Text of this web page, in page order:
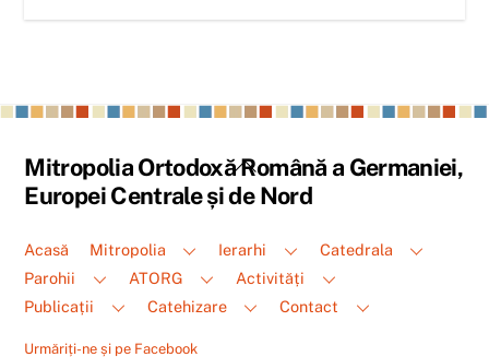
Back
To
Mitropolia Ortodoxă Română a Germaniei,
Europei Centrale și de Nord
Acasă Mitropolia Ierarhi
Catedrala
Parohii
ATORG
Activități
Publicații
Catehizare Contact
Urmăriți-ne și pe Facebook